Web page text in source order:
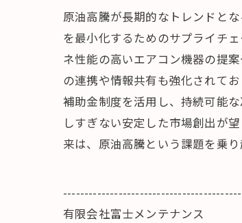
原油高騰が長期的なトレンドと
を最小化するためのサプライチ
ネ性能の高いエアコン機器の提
の連携や情報共有も強化されて
補助金制度を活用し、持続可能
しすぎない安定した市場創出が
来は、原油高騰という課題を乗
有限会社富士メンテナンス